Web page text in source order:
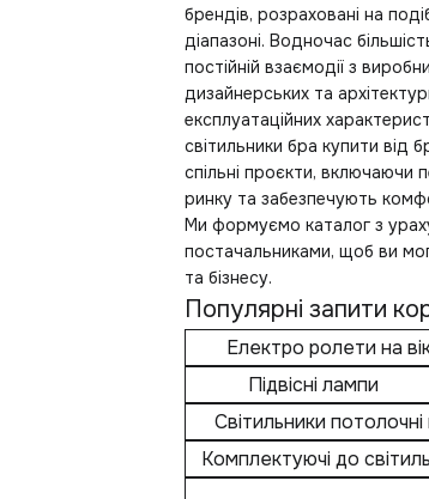
брендів, розраховані на
діапазоні. Водночас
постійній взаємодії з
дизайнерських та
експлуатаційних
світильники бра купити від
спільні проєкти, включаючи
ринку та забезпечують
Ми формуємо каталог з
постачальниками, щоб ви
та бізнесу.
Популярні запити
Електро ролети на
Підвісні лампи
Світильники
Комплектуючі до